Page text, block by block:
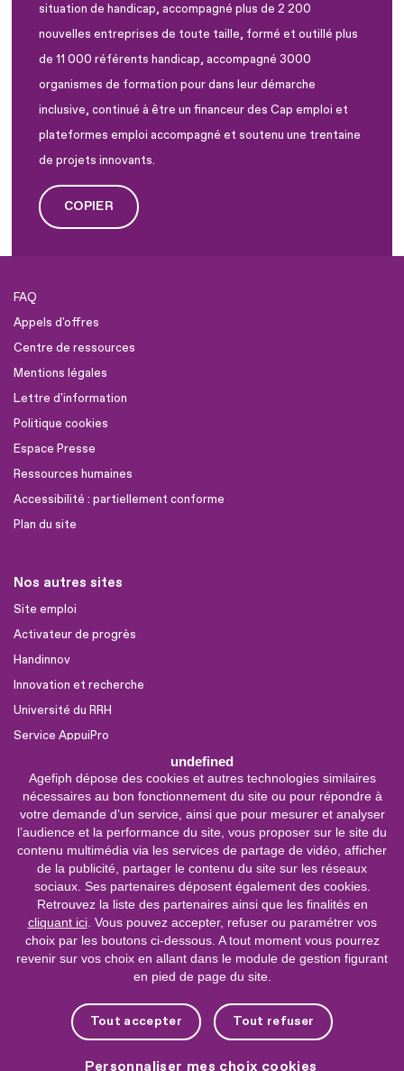
undefined
Agefiph dépose des cookies et autres technologies similaires
nécessaires au bon fonctionnement du site ou pour répondre à
votre demande d’un service, ainsi que pour mesurer et analyser
l’audience et la performance du site, vous proposer sur le site du
contenu multimédia via les services de partage de vidéo, afficher
de la publicité, partager le contenu du site sur les réseaux
sociaux. Ses partenaires déposent également des cookies.
Retrouvez la liste des partenaires ainsi que les finalités en
cliquant ici. Vous pouvez accepter, refuser ou paramétrer vos
choix par les boutons ci-dessous. A tout moment vous pourrez
revenir sur vos choix en allant dans le module de gestion figurant
en pied de page du site.
Tout accepter Tout refuser
Personnaliser mes choix cookies
situation de handicap, accompagné plus de 2 200
nouvelles entreprises de toute taille, formé et outillé plus
de 11 000 référents handicap, accompagné 3000
organismes de formation pour dans leur démarche
inclusive, continué à être un financeur des Cap emploi et
plateformes emploi accompagné et soutenu une trentaine
de projets innovants.
COPIER
FAQ
Appels d'offres
Centre de ressources
Mentions légales
Lettre d'information
Politique cookies
Espace Presse
Ressources humaines
Accessibilité : partiellement conforme
Plan du site
Nos autres sites
Site emploi
Activateur de progrès
Handinnov
Innovation et recherche
Université du RRH
Service AppuiPro
Nous suivre
Youtube
Linkedin
Facebook
0 800 11 10 09
Service &
appel gratuits
Nous contacter
Plateforme de mise en contact LSF